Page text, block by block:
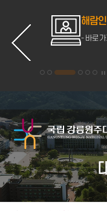
해람
- 바로가